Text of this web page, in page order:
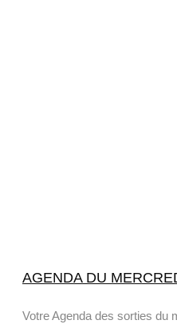
AGENDA DU
Votre Agenda des sorties du